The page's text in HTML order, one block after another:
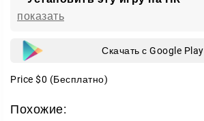
показать
Скачать с Google Play
Price $0 (Бесплатно)
Похожие: